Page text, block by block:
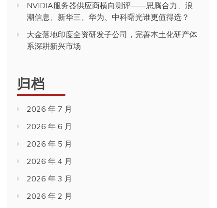
NVIDIA服务器供应商横向测评——思腾合力、浪
潮信息、新华三、华为、中科曙光谁更值得选？
大金落地印度全资研发子公司，完善本土化研产体
系深耕新兴市场
归档
2026 年 7 月
2026 年 6 月
2026 年 5 月
2026 年 4 月
2026 年 3 月
2026 年 2 月